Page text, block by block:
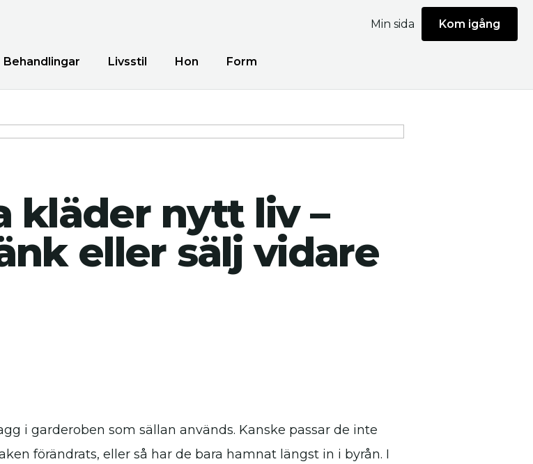
Behandlingar Livsstil Hon Form
Min sida Kom igång
kläder nytt liv –
eller sälj vidare
i garderoben som sällan används. Kanske passar de inte
förändrats, eller så har de bara hamnat längst in i byrån. I